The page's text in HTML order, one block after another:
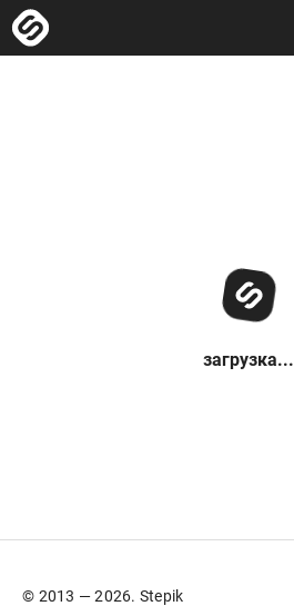
загрузка...
© 2013 — 2026. Stepik